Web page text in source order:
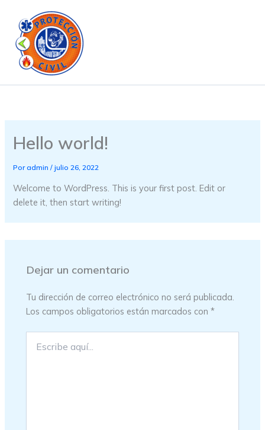
contenido
Hello world!
Poradmin/julio 26, 2022
Welcome to WordPress. This is your first post. Edit or
delete it, then start writing!
Dejar un comentario
Tu dirección de correo electrónico no será publicada.
Los campos obligatorios están marcados con*
aquí...